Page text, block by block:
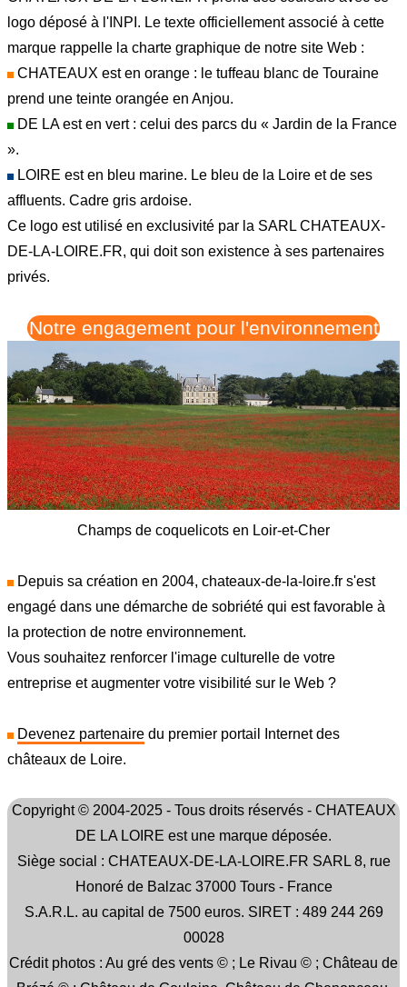
logo déposé à l'INPI. Le texte officiellement associé à cette
marque rappelle la charte graphique de notre site Web :
CHATEAUX est en orange : le tuffeau blanc de Touraine
prend une teinte orangée en Anjou.
DE LA est en vert : celui des parcs du « Jardin de la France
».
LOIRE est en bleu marine. Le bleu de la Loire et de ses
affluents. Cadre gris ardoise.
Ce logo est utilisé en exclusivité par la SARL CHATEAUX-
DE-LA-LOIRE.FR, qui doit son existence à ses partenaires
privés.
Notre engagement pour l'environnement
Champs de coquelicots en Loir-et-Cher
Depuis sa création en 2004, chateaux-de-la-loire.fr s'est
engagé dans une démarche de sobriété qui est favorable à
la protection de notre environnement.
Vous souhaitez renforcer l'image culturelle de votre
entreprise et augmenter votre visibilité sur le Web ?
Devenez partenaire du premier portail Internet des
châteaux de Loire.
Copyright © 2004-2025 - Tous droits réservés - CHATEAUX
DE LA LOIRE est une marque déposée.
Siège social : CHATEAUX-DE-LA-LOIRE.FR SARL 8, rue
Honoré de Balzac 37000 Tours - France
S.A.R.L. au capital de 7500 euros. SIRET : 489 244 269
00028
Crédit photos : Au gré des vents © ; Le Rivau © ; Château de